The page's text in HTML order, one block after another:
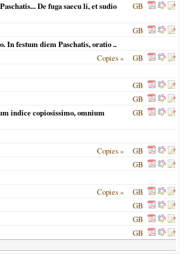
De fuga saecu li, et sudio
GB
GB
In festum diem Paschatis, oratio ..
Copies »
GB
GB
GB
indice copiosissimo, omnium
GB
Copies »
GB
GB
Copies »
GB
GB
GB
GB